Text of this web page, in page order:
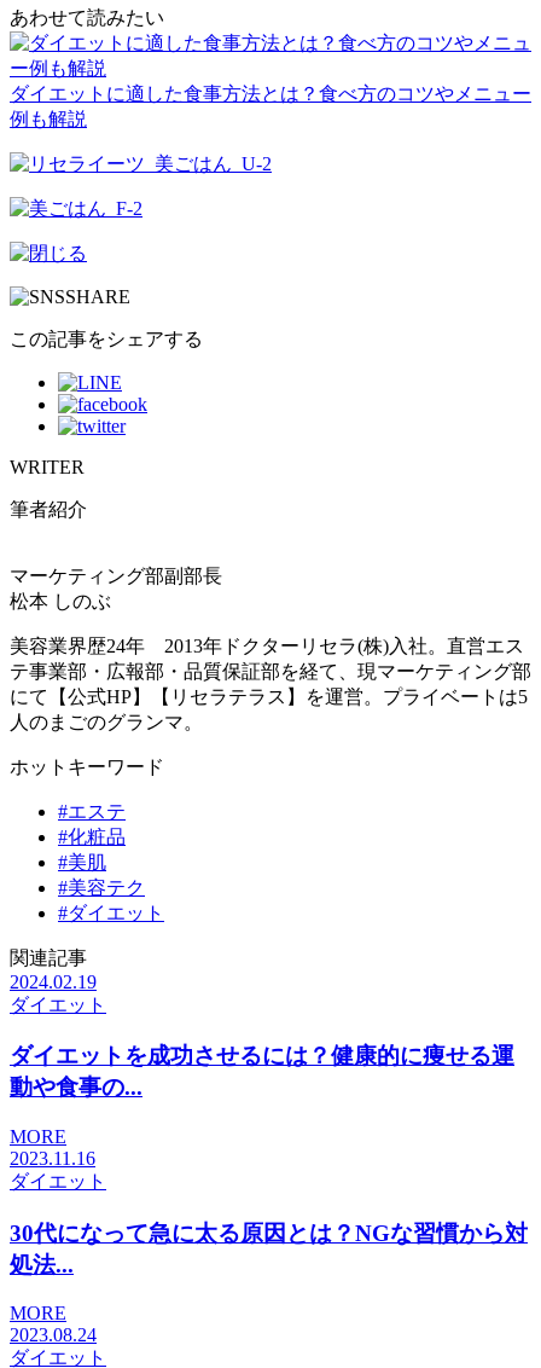
あわせて読みたい
ダイエットに適した食事方法とは？食べ方のコツやメニュー
例も解説
この記事をシェアする
WRITER
筆者紹介
マーケティング部副部長
松本 しのぶ
美容業界歴24年 2013年ドクターリセラ(株)入社。直営エス
テ事業部・広報部・品質保証部を経て、現マーケティング部
にて【公式HP】【リセラテラス】を運営。プライベートは5
人のまごのグランマ。
ホットキーワード
#エステ
#化粧品
#美肌
#美容テク
#ダイエット
関連記事
2024.02.19
ダイエット
ダイエットを成功させるには？健康的に痩せる運
動や食事の...
MORE
2023.11.16
ダイエット
30代になって​急に太る原因とは？NGな習慣から対
処法...
MORE
2023.08.24
ダイエット